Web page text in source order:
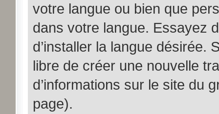
votre langue ou bien que
dans votre langue. Essayez
d’installer la langue désirée.
libre de créer une nouvelle
d’informations sur le site du
page).